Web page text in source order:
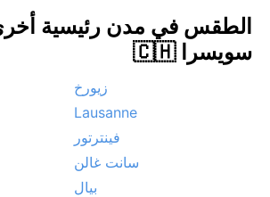
أو رياحاً موسمية عنيفة، بل يتميز مناخها
مما يجعلها وجهة مريحة لعشاق الطبيعة
الطقس في مدن رئيسية
سويسرا 🇨🇭
زيورخ
Lausanne
فينترتور
سانت غالن
بيال